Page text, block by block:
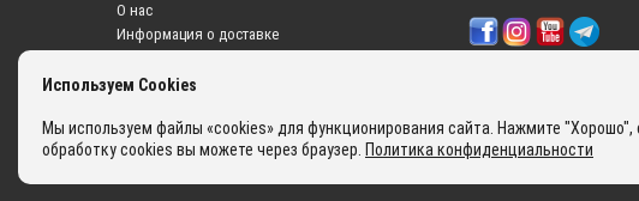
О нас
Информация о доставке
Контакты
Оплата
Используем Cookies
Мы используем файлы «cookies» для функционирования сайта. Нажмите
обработку cookies вы можете через браузер. Политика конфиденциальности